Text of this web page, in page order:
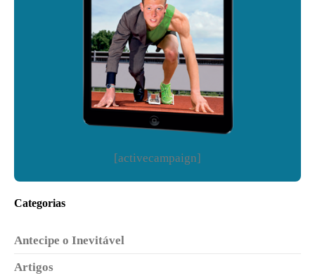
[activecampaign]
Categorias
Antecipe o Inevitável
Artigos